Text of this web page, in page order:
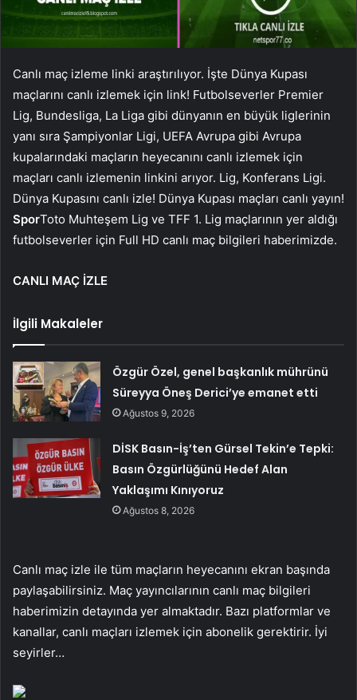
Canlı maç izleme linki araştırılıyor. İşte Dünya Kupası
maçlarını canlı izlemek için link! Futbolseverler Premier
Lig, Bundesliga, La Liga gibi dünyanın en büyük liglerinin
yanı sıra Şampiyonlar Ligi, UEFA Avrupa gibi Avrupa
kupalarındaki maçların heyecanını canlı izlemek için
maçları canlı izlemenin linkini arıyor. Lig, Konferans Ligi.
Dünya Kupasını canlı izle! Dünya Kupası maçları canlı yayın!
SporToto Muhteşem Lig ve TFF 1. Lig maçlarının yer aldığı
futbolseverler için Full HD canlı maç bilgileri haberimizde.
CANLI MAÇ İZLE
İlgili Makaleler
Özgür Özel, genel başkanlık mührünü
Süreyya Öneş Derici’ye emanet etti
Ağustos 9, 2026
DİSK Basın-İş’ten Gürsel Tekin’e Tepki:
Basın Özgürlüğünü Hedef Alan
Yaklaşımı Kınıyoruz
Ağustos 8, 2026
Canlı maç izle ile tüm maçların heyecanını ekran başında
paylaşabilirsiniz. Maç yayıncılarının canlı maç bilgileri
haberimizin detayında yer almaktadır. Bazı platformlar ve
kanallar, canlı maçları izlemek için abonelik gerektirir. İyi
seyirler…